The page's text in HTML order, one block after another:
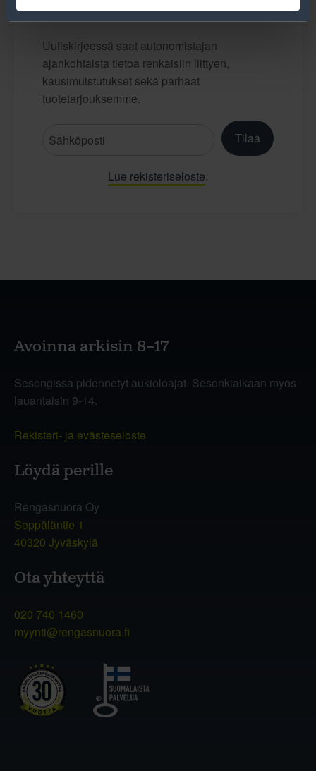
Tilaa uutiskirje
Uutiskirjeessä saat autonomistajan
ajankohtaista tietoa renkaisiin liittyen,
kausimuistutukset sekä parhaat
tuotetarjouksemme.
Tilaa
Lue rekisteriseloste.
Avoinna arkisin 8–17
Sesongissa pidennetyt aukioloajat. Sesonkiaikaan myös
lauantaisin 9-14.
Rekisteri- ja evästeseloste
Löydä perille
Rengasnuora Oy
Seppäläntie 1
40320 Jyväskylä
Ota yhteyttä
020 740 1460
myynti@rengasnuora.fi